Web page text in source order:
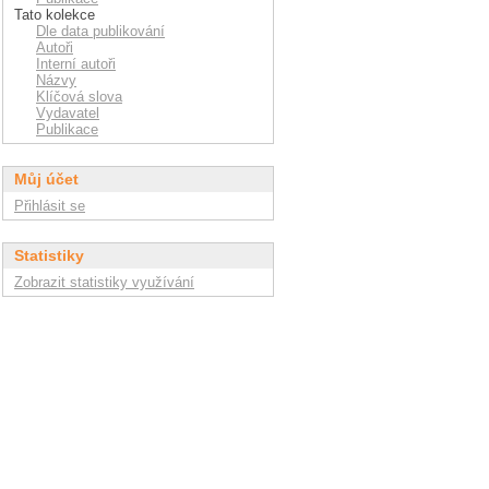
Tato kolekce
Dle data publikování
Autoři
Interní autoři
Názvy
Klíčová slova
Vydavatel
Publikace
Můj účet
Přihlásit se
Statistiky
Zobrazit statistiky využívání